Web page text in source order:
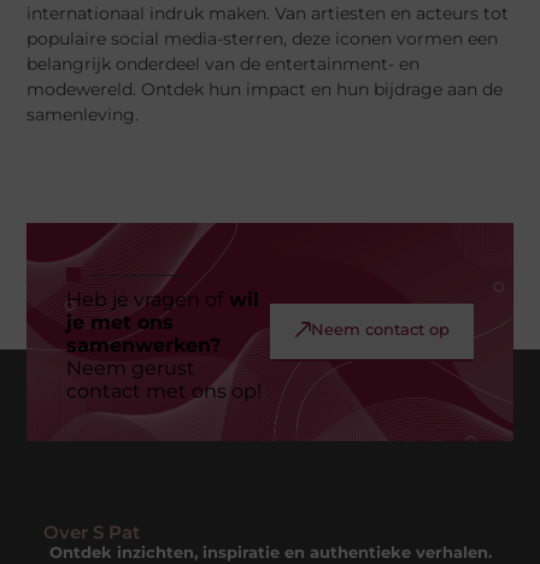
internationaal indruk maken. Van artiesten en acteurs tot
populaire social media-sterren, deze iconen vormen een
belangrijk onderdeel van de entertainment- en
modewereld. Ontdek hun impact en hun bijdrage aan de
samenleving.
Heb je vragen ofwil
je met ons
samenwerken?
Neem gerust
contact met ons op!
Neem contact op
Over S Pat
Ontdek inzichten, inspiratie en authentieke verhalen.